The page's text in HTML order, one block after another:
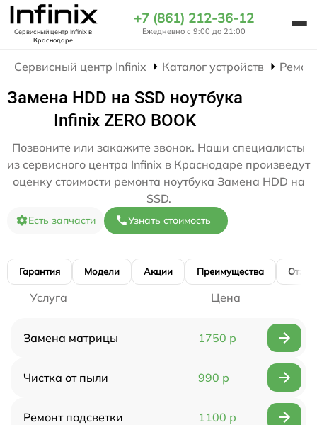
Сервисный центр Infinixв
Краснодаре
+7 (861) 212-36-12
Ежедневно с 9:00 до 21:00
Сервисный центр Infinix Каталог устройств
Замена HDD на SSD ноутбука
Infinix ZERO BOOK
Позвоните или закажите звонок. Наши специалисты
из сервисного центра Infinix в Краснодаре произведут
оценку стоимости ремонта ноутбука Замена HDD на
SSD.
Есть запчасти Узнать стоимость
Гарантия Модели Акции Преимущества
Услуга Цена
Замена матрицы 1750 р
Чистка от пыли 990 р
Ремонт подсветки 1100 р